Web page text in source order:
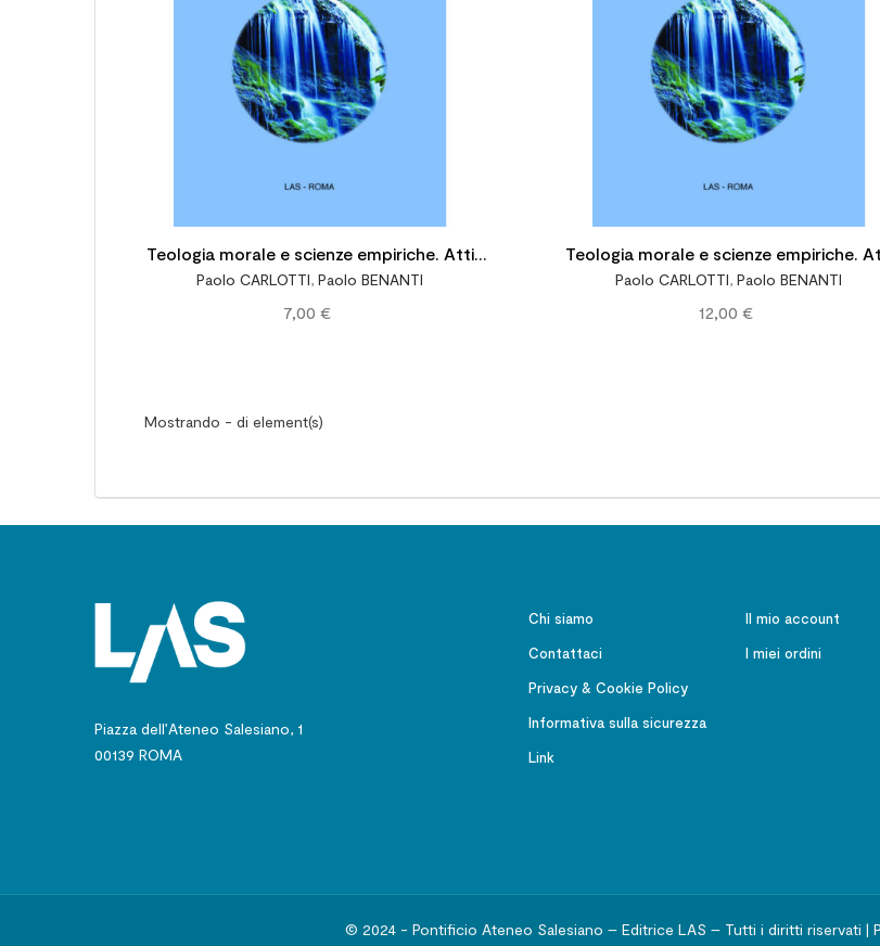
Teologia morale e scienze empiriche. Atti
del Seminario di studio dell'ATISM (Assisi 4-
8 luglio 2011)
Paolo CARLOTTI,Paolo BENANTI
7,00 €
Teologia morale e scienze empiriche.
del Seminario di studio dell'ATISM (Assisi
8 luglio 2011)
Paolo CARLOTTI,Paolo BENANTI
12,00 €
Mostrando - di element(s)
Piazza dell’Ateneo Salesiano, 1
00139 ROMA
Chi siamo
Contattaci
Privacy & Cookie Policy
Informativa sulla sicurezza
Link
Il mio account
I miei ordini
© 2024 - Pontificio Ateneo Salesiano – Editrice LAS – Tutti i diritti riservati |